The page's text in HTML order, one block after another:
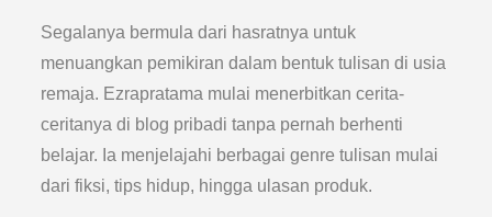
Segalanya bermula dari hasratnya untuk
menuangkan pemikiran dalam bentuk tulisan di usia
remaja. Ezrapratama mulai menerbitkan cerita-
ceritanya di blog pribadi tanpa pernah berhenti
belajar. Ia menjelajahi berbagai genre tulisan mulai
dari fiksi, tips hidup, hingga ulasan produk.